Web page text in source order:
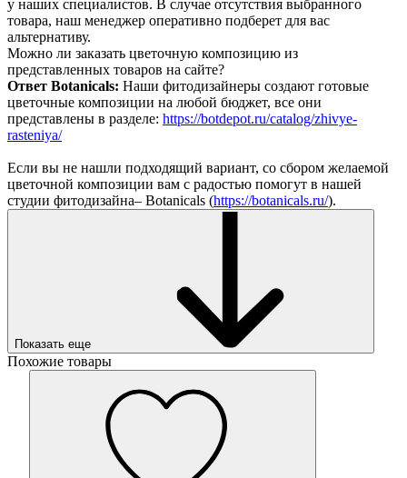
у наших специалистов. В случае отсутствия выбранного
товара, наш менеджер оперативно подберет для вас
альтернативу.
Можно ли заказать цветочную композицию из
представленных товаров на сайте?
Ответ Botanicals: Наши фитодизайнеры создают готовые
цветочные композиции на любой бюджет, все они
представлены в разделе: https://botdepot.ru/catalog/zhivye-
rasteniya/
Если вы не нашли подходящий вариант, со сбором желаемой
цветочной композиции вам с радостью помогут в нашей
студии фитодизайна– Botanicals (https://botanicals.ru/).
Показать еще
Похожие товары